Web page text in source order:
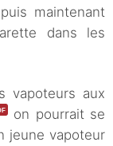
maintenant
dans les
vapoteurs aux
on pourrait se
jeune vapoteur